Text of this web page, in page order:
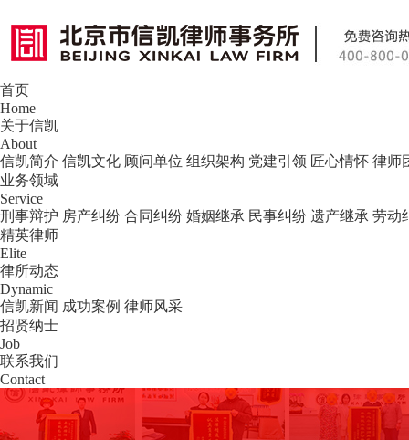
北京市信凯律师事务所 — 北京专业刑事
首页
Home
关于信凯
About
信凯简介 信凯文化 顾问单位 组织架构 党建引领 匠心情怀 律师
业务领域
Service
刑事辩护 房产纠纷 合同纠纷 婚姻继承 民事纠纷 遗产继承 劳动
精英律师
Elite
律所动态
Dynamic
信凯新闻 成功案例 律师风采
招贤纳士
Job
联系我们
Contact